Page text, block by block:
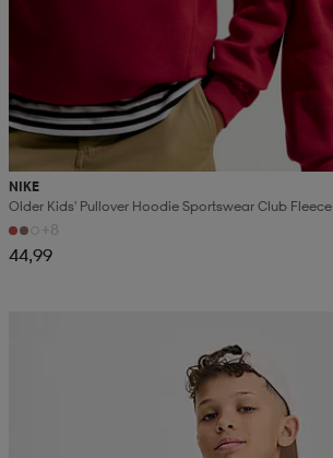
NIKE
Older Kids' Pullover Hoodie Sportswear Club Fleece
+8
44,99